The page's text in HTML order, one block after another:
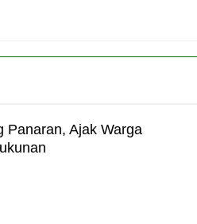
Panaran, Ajak Warga